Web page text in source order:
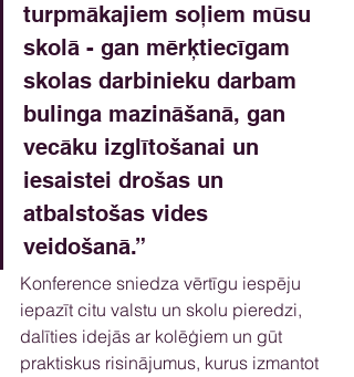
turpmākajiem soļiem mūsu
skolā - gan mērķtiecīgam
skolas darbinieku darbam
bulinga mazināšanā, gan
vecāku izglītošanai un
iesaistei drošas un
atbalstošas vides
veidošanā.”
Konference sniedza vērtīgu iespēju
iepazīt citu valstu un skolu pieredzi,
dalīties idejās ar kolēģiem un gūt
praktiskus risinājumus, kurus izmantot